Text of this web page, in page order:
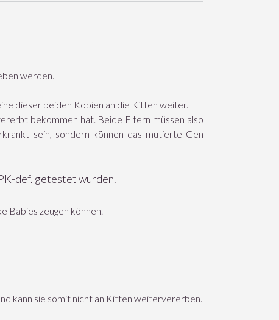
werden.
dieser beiden Kopien an die Kitten weiter.
bekommen hat. Beide Eltern müssen also
sein, sondern können das mutierte Gen
def. getestet wurden.
Babies zeugen können.
kann sie somit nicht an Kitten weitervererben.